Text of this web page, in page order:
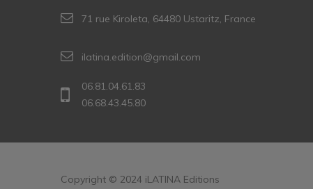
71 rue Kiroleta, 64480 Ustaritz, France
ilatina.edition@gmail.com
06.81.04.61.83
06.68.43.45.80
Copyright © 2024 iLATINA Editions